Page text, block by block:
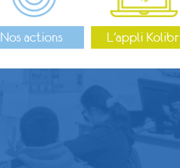
Nos actions L’appli